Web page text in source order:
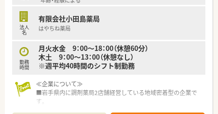
法人
名
有限会社小田島薬局
はやちね薬局
勤務
時間
月火水金 9：00～18：00（休憩60分）
木土 9：00～13：00（休憩なし）
※週平均40時間のシフト制勤務
≪企業について≫
■岩手県内に調剤薬局2店舗経営している地域密着型の企業で
す。